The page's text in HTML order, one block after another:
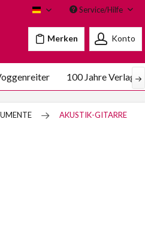
VoggenreiterService/Hilfe
Merken Konto
100 Jahre
AKUSTIK-GITARRE